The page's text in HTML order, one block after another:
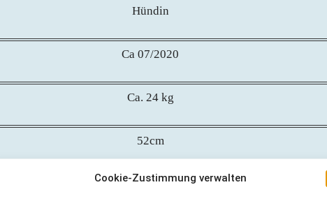
Cookie-Zustimmung verwalten
Hündin
Ca 07/2020
Ca. 24 kg
52cm
ja